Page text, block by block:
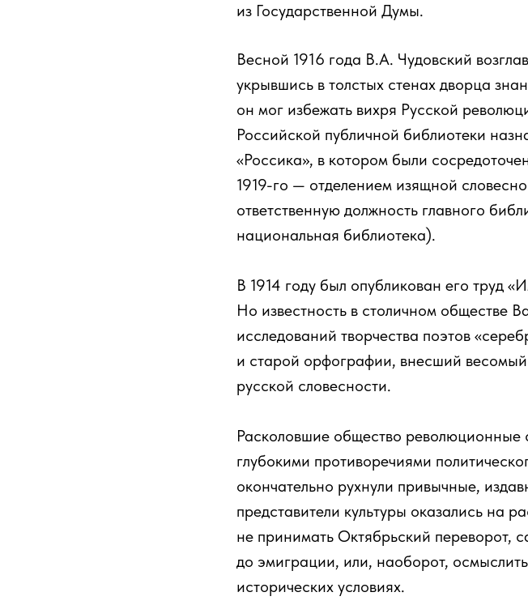
из Государственной Думы.
Весной 1916 года В.А. Чудовский
укрывшись в толстых стенах дворца
он мог избежать вихря Русской
Российской публичной библиотеки
«Россика», в котором были
1919-го — отделением изящной
ответственную должность главного
национальная библиотека).
В 1914 году был опубликован его труд
Но известность в столичном обществе
исследований творчества поэтов
и старой орфографии, внесший
русской словесности.
Расколовшие общество революционные
глубокими противоречиями
окончательно рухнули привычные,
представители культуры оказались на
не принимать Октябрьский переворот,
до эмиграции, или, наоборот,
исторических условиях.